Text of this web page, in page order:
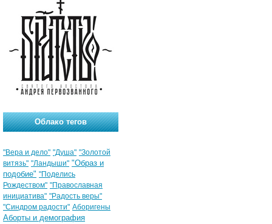
Облако тегов
"Вера и дело" "Душа" "Золотой
витязь" "Ландыши" "Образ и
подобие" "Поделись
Рождеством" "Православная
инициатива" "Радость веры"
"Синдром радости" Аборигены
Аборты и демография